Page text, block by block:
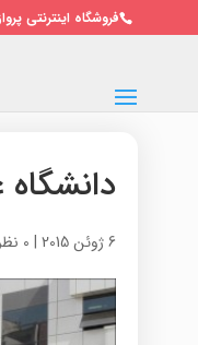
فروشگاه اینترنتی پرواز 09128501125 /
6 ژوئن 2015 | 0 نظر